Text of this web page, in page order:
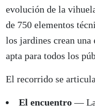
evolución de la
de 750 elementos
los jardines crean
apta para todos los
El recorrido se
El encuentro— La